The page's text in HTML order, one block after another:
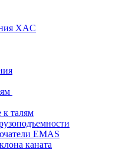
XAC
талям
EMAS
каната